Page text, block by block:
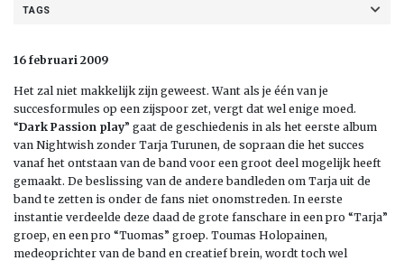
TAGS
16 februari 2009
Het zal niet makkelijk zijn geweest. Want als je één van je
succesformules op een zijspoor zet, vergt dat wel enige moed.
“Dark Passion play” gaat de geschiedenis in als het eerste album
van Nightwish zonder Tarja Turunen, de sopraan die het succes
vanaf het ontstaan van de band voor een groot deel mogelijk heeft
gemaakt. De beslissing van de andere bandleden om Tarja uit de
band te zetten is onder de fans niet onomstreden. In eerste
instantie verdeelde deze daad de grote fanschare in een pro “Tarja”
groep, en een pro “Tuomas” groep. Toumas Holopainen,
medeoprichter van de band en creatief brein, wordt toch wel